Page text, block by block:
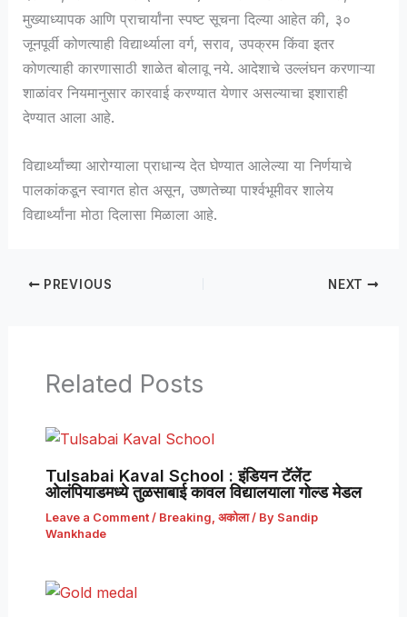
मुख्याध्यापक आणि प्राचार्यांना स्पष्ट सूचना दिल्या आहेत की, ३०
जूनपूर्वी कोणत्याही विद्यार्थ्याला वर्ग, सराव, उपक्रम किंवा इतर
कोणत्याही कारणासाठी शाळेत बोलावू नये. आदेशाचे उल्लंघन करणाऱ्या
शाळांवर नियमानुसार कारवाई करण्यात येणार असल्याचा इशाराही
देण्यात आला आहे.
विद्यार्थ्यांच्या आरोग्याला प्राधान्य देत घेण्यात आलेल्या या निर्णयाचे
पालकांकडून स्वागत होत असून, उष्णतेच्या पार्श्वभूमीवर शालेय
विद्यार्थ्यांना मोठा दिलासा मिळाला आहे.
PREVIOUS NEXT
Related Posts
Tulsabai Kaval School : इंडियन टॅलेंट
ओलंपियाडमध्ये तुळसाबाई कावल विद्यालयाला गोल्ड मेडल
Leave a Comment / Breaking अकोला/ By Sandip
Wankhade